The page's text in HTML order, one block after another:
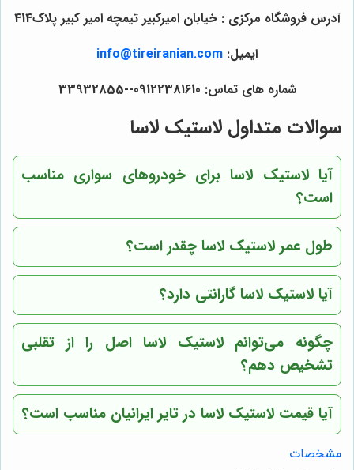
آدرس فروشگاه مرکزی : خیابان امیرکبیر تیمچه امیر کبیر پلاک414
ایمیل: info@tireiranian.com
شماره های تماس: 09122381610--33932855
سوالات متداول لاستیک لاسا
آیا لاستیک لاسا برای خودروهای سواری مناسب
است؟
طول عمر لاستیک لاسا چقدر است؟
آیا لاستیک لاسا گارانتی دارد؟
چگونه می‌توانم لاستیک لاسا اصل را از تقلبی
تشخیص دهم؟
آیا قیمت لاستیک لاسا در تایر ایرانیان مناسب است؟
مشخصات